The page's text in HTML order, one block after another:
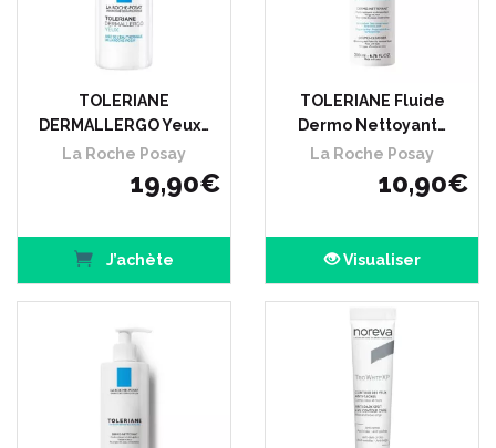
TOLERIANE
DERMALLERGO Yeux…
La Roche Posay
19,90€
J’achète
TOLERIANE Fluide
Dermo Nettoyant…
La Roche Posay
10,90€
Visualiser